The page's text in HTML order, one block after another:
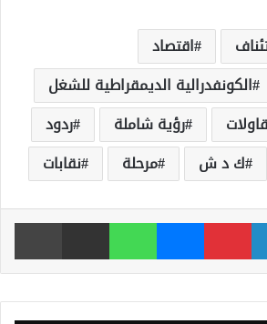
اقتصاد
الكونفدرالية الديمقراطية للشغل
رؤية شاملة
ردود
ك د ش مرحلة نقابات
لينكدإن بينتيريست ماسنجر واتساب مشاركة عبر البريد